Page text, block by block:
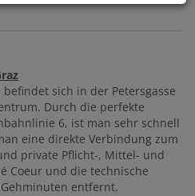
sich in der Petersgasse
Durch die perfekte
6, ist man sehr schnell
eine direkte Verbindung zum
private Pflicht-, Mittel- und
Coeur und die technische
entfernt.